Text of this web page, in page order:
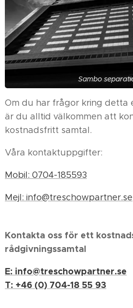
Sambo
Om du har frågor kring detta
är du alltid välkommen att
kostnadsfritt samtal.
Våra kontaktuppgifter:
Mobil: 0704-185593
Mejl: info@treschowpartner.se
Kontakta oss för ett
rådgivningssamtal
E: info@treschowpartner.se
T: +46 (0) 704-18 55 93